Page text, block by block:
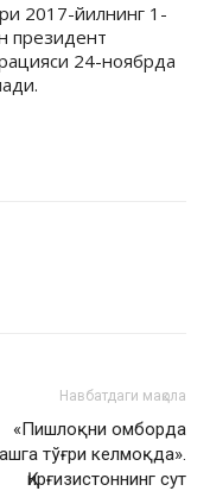
2017-йилнинг 1-
президент
24-ноябрда
Навбатдаги мақола
«Пишлоқни омборда
тўғри келмоқда».
Қирғизистоннинг сут